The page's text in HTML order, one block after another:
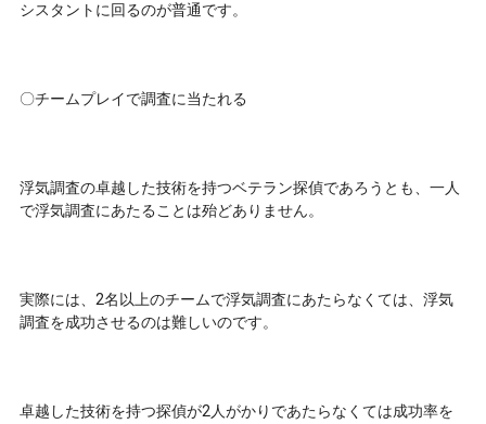
シスタントに回るのが普通です。
〇チームプレイで調査に当たれる
浮気調査の卓越した技術を持つベテラン探偵であろうとも、一人
で浮気調査にあたることは殆どありません。
実際には、2名以上のチームで浮気調査にあたらなくては、浮気
調査を成功させるのは難しいのです。
卓越した技術を持つ探偵が2人がかりであたらなくては成功率を